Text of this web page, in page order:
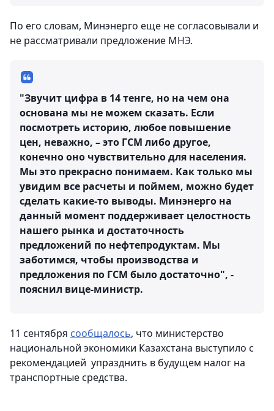
По его словам, Минэнерго еще не согласовывали и
не рассматривали предложение МНЭ.
"Звучит цифра в 14 тенге, но на чем она
основана мы не можем сказать. Если
посмотреть историю, любое повышение
цен, неважно, – это ГСМ либо другое,
конечно оно чувствительно для населения.
Мы это прекрасно понимаем. Как только мы
увидим все расчеты и поймем, можно будет
сделать какие-то выводы. Минэнерго на
данный момент поддерживает целостность
нашего рынка и достаточность
предложений по нефтепродуктам. Мы
заботимся, чтобы производства и
предложения по ГСМ было достаточно", -
пояснил вице-министр.
11 сентября сообщалось, что министерство
национальной экономики Казахстана выступило с
рекомендацией упразднить в будущем налог на
транспортные средства.